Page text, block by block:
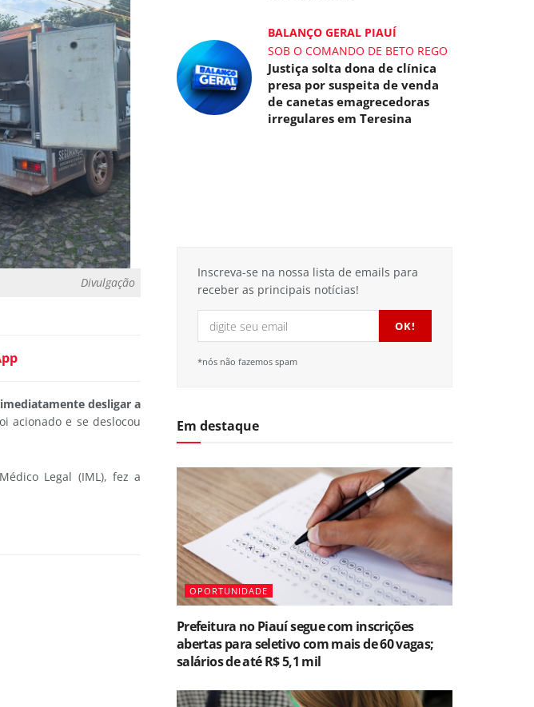
Divulgação
desligar a
acionado e se deslocou
Legal (IML), fez a
BALANÇO GERAL PIAUÍ
SOB O COMANDO DE BETO REGO
Justiça solta dona de clínica
presa por suspeita de venda
de canetas emagrecedoras
irregulares em Teresina
Inscreva-se na nossa lista de emails para
receber as principais notícias!
*nós não fazemos spam
Em destaque
OPORTUNIDADE
Prefeitura no Piauí segue com inscrições
abertas para seletivo com mais de 60 vagas;
salários de até R$ 5,1 mil